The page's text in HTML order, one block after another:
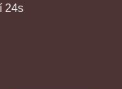
24s